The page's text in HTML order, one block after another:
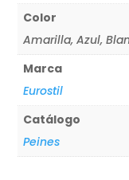
Color
Amarilla, Azul,
Marca
Eurostil
Catálogo
Peines